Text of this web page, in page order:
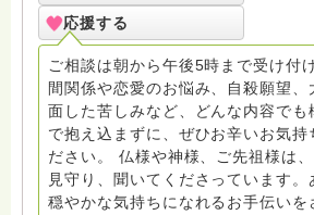
寺にもお気軽に遊びに来てください。
応援する
ご相談は朝から午後5時まで受け付
間関係や恋愛のお悩み、自殺願望、
面した苦しみなど、どんな内容でも
で抱え込まずに、ぜひお辛いお気持
ださい。 仏様や神様、ご先祖様は
見守り、聞いてくださっています。
穏やかな気持ちになれるお手伝いを